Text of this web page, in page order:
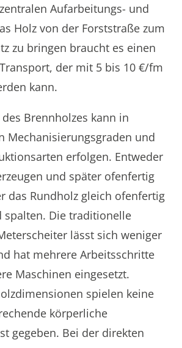
Aufarbeitungs- und
Holz von der Forststraße zum
zu bringen braucht es einen
der mit 5 bis 10 €/fm
kann.
Brennholzes kann in
Mechanisierungsgraden und
erfolgen. Entweder
und später ofenfertig
das Rundholz gleich ofenfertig
spalten. Die traditionelle
lässt sich weniger
hat mehrere Arbeitsschritte
Maschinen eingesetzt.
spielen keine
körperliche
gegeben. Bei der direkten